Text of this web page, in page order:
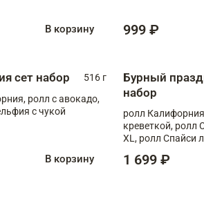
В корзину 999 ₽
сет набор
516 г
ролл с авокадо,
с чукой
В корзину
Бурный
набор
ролл
креветкой, ролл
XL, ролл Спайси
Медовая креветка
1 699 ₽